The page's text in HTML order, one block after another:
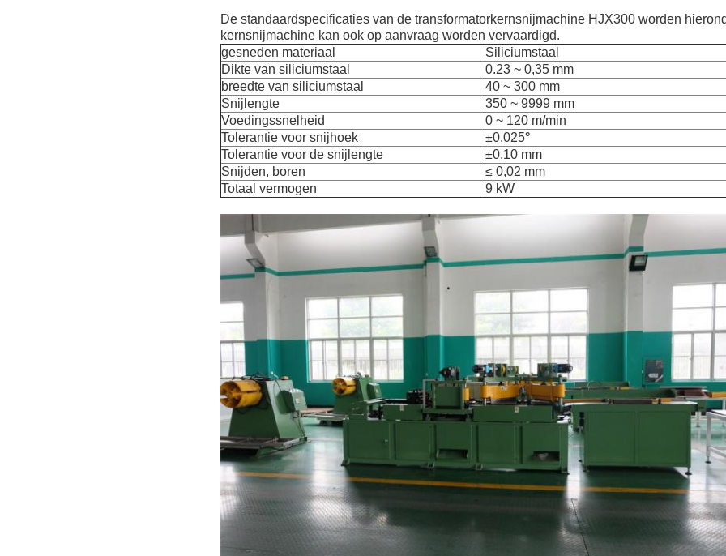
De standaardspecificaties van de transformatorkernsnijmachine HJX300 worden
kernsnijmachine kan ook op aanvraag worden vervaardigd.
gesneden materiaal
Siliciumstaal
Dikte van siliciumstaal
0.23 ~ 0,35 mm
breedte van siliciumstaal
40 ~ 300 mm
Snijlengte
350 ~ 9999 mm
Voedingssnelheid
0 ~ 120 m/min
Tolerantie voor snijhoek
±0.025°
Tolerantie voor de snijlengte
±0,10 mm
Snijden, boren
≤ 0,02 mm
Totaal vermogen
9 kW